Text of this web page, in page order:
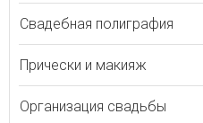
Свадебная полиграфия
Прически и макияж
Организация свадьбы